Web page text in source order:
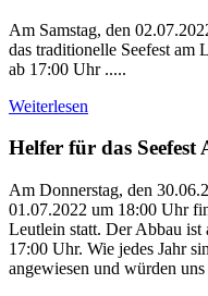
Am Samstag, den
das traditionelle Seefest am
ab 17:00 Uhr .....
Weiterlesen
Helfer für das
Am Donnerstag, den
01.07.2022 um 18:00 Uhr
Leutlein statt. Der Abbau ist
17:00 Uhr. Wie jedes Jahr
angewiesen und würden